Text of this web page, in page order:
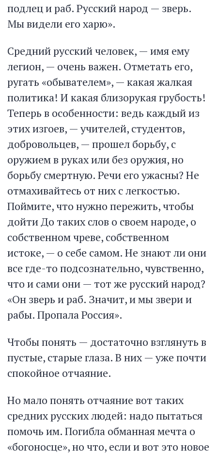
подлец и раб. Русский народ — зверь.
Мы видели его харю».
Средний русский человек, — имя ему
легион, — очень важен. Отметать его,
ругать «обывателем», — какая жалкая
политика! И какая близорукая грубость!
Теперь в особенности: ведь каждый из
этих изгоев, — учителей, студентов,
добровольцев, — прошел борьбу, с
оружием в руках или без оружия, но
борьбу смертную. Речи его ужасны? Не
отмахивайтесь от них с легкостью.
Поймите, что нужно пережить, чтобы
дойти До таких слов о своем народе, о
собственном чреве, собственном
истоке, — о себе самом. Не знают ли они
все где-то подсознательно, чувственно,
что и сами они — тот же русский народ?
«Он зверь и раб. Значит, и мы звери и
рабы. Пропала Россия».
Чтобы понять — достаточно взглянуть в
пустые, старые глаза. В них — уже почти
спокойное отчаяние.
Но мало понять отчаяние вот таких
средних русских людей: надо пытаться
помочь им. Погибла обманная мечта о
«богоносце», но что, если и вот это новое